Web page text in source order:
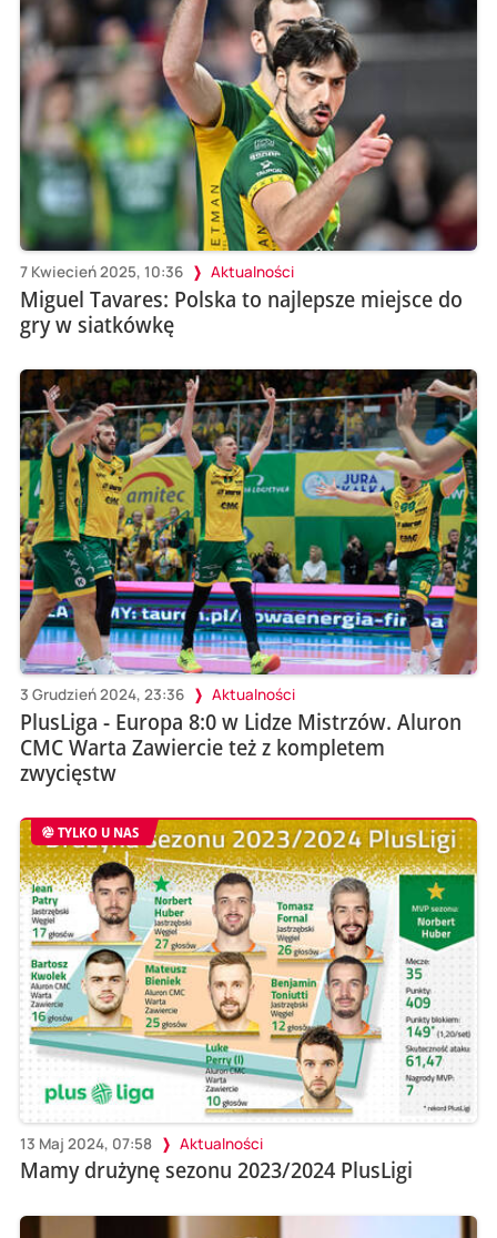
7 Kwiecień 2025, 10:36 Aktualności
Miguel Tavares: Polska to najlepsze miejsce do
gry w siatkówkę
3 Grudzień 2024, 23:36 Aktualności
PlusLiga - Europa 8:0 w Lidze Mistrzów. Aluron
CMC Warta Zawiercie też z kompletem
zwycięstw
TYLKO U NAS
13 Maj 2024, 07:58 Aktualności
Mamy drużynę sezonu 2023/2024 PlusLigi